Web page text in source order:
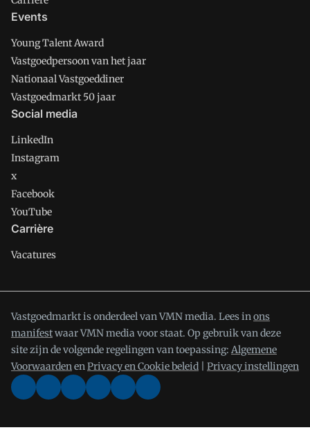
Events
Young Talent Award
Vastgoedpersoon van het jaar
Nationaal Vastgoeddiner
Vastgoedmarkt 50 jaar
Social media
LinkedIn
Instagram
x
Facebook
YouTube
Carrière
Vacatures
Vastgoedmarkt is onderdeel van VMN media. Lees inons
manifestwaar VMN media voor staat. Op gebruik van deze
site zijn de volgende regelingen van toepassing: Algemene
VoorwaardenenPrivacy en Cookie beleid Privacy instellingen